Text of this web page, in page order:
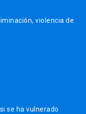
violencia de
se ha vulnerado